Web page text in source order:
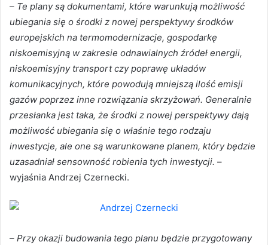
– Te plany są dokumentami, które warunkują możliwość
ubiegania się o środki z nowej perspektywy środków
europejskich na termomodernizacje, gospodarkę
niskoemisyjną w zakresie odnawialnych źródeł energii,
niskoemisyjny transport czy poprawę układów
komunikacyjnych, które powodują mniejszą ilość emisji
gazów poprzez inne rozwiązania skrzyżowań. Generalnie
przesłanka jest taka, że środki z nowej perspektywy dają
możliwość ubiegania się o właśnie tego rodzaju
inwestycje, ale one są warunkowane planem, który będzie
uzasadniał sensowność robienia tych inwestycji. –
wyjaśnia Andrzej Czernecki.
– Przy okazji budowania tego planu będzie przygotowany